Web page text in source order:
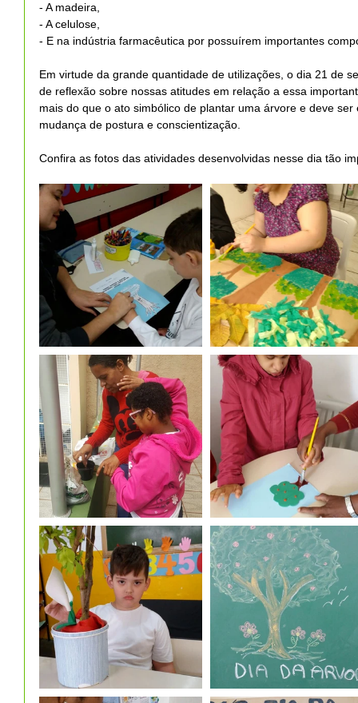
- A madeira,
- A celulose,
- E na indústria farmacêutica por possuírem importantes
Em virtude da grande quantidade de utilizações, o dia 21 de
de reflexão sobre nossas atitudes em relação a essa
mais do que o ato simbólico de plantar uma árvore e deve
mudança de postura e conscientização.
Confira as fotos das atividades desenvolvidas nesse dia tão